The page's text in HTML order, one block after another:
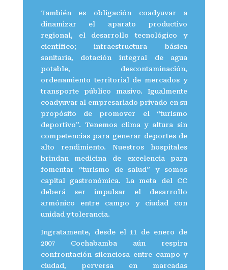
También es obligación coadyuvar a
dinamizar el aparato productivo
regional, el desarrollo tecnológico y
científico; infraestructura básica
sanitaria, dotación integral de agua
potable, descontaminación,
ordenamiento territorial de mercados y
transporte público masivo. Igualmente
coadyuvar al empresariado privado en su
propósito de promover el “turismo
deportivo”. Tenemos clima y altura sin
competencias para generar deportes de
alto rendimiento. Nuestros hospitales
brindan medicina de excelencia para
fomentar “turismo de salud” y somos
capital gastronómica. La meta del CC
deberá ser impulsar el desarrollo
armónico entre campo y ciudad con
unidad y tolerancia.
Ingratamente, desde el 11 de enero de
2007 Cochabamba aún respira
confrontación silenciosa entre campo y
ciudad, perversa en marcadas